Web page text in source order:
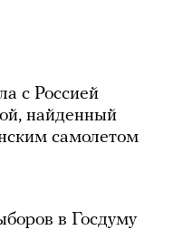
с Россией
найденный
самолетом
в Госдуму